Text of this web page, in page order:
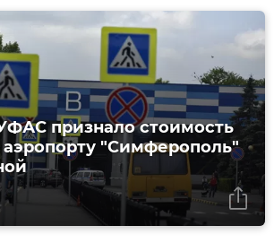
признало стоимость
аэропорту "Симферополь"